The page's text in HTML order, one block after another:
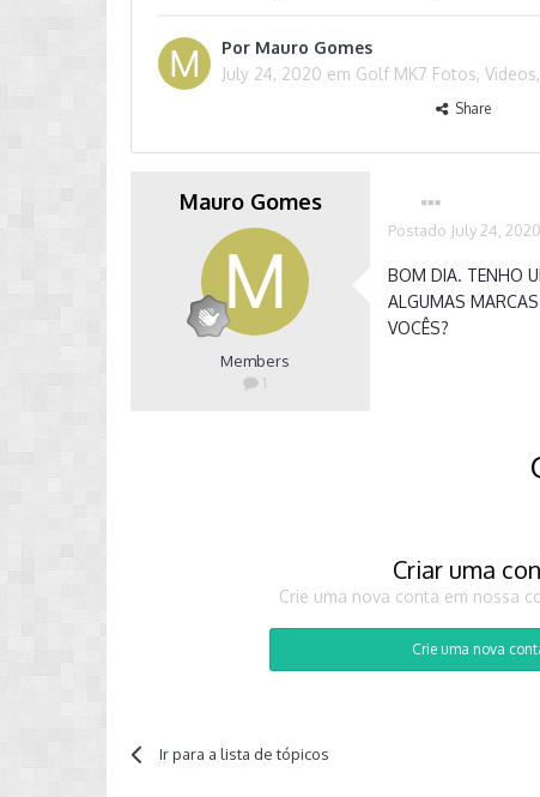
Por Mauro Gomes
July 24, 2020 em Golf MK7 Fotos,
Share
Mauro Gomes
Members
1
Postado July 24, 2020
BOM DIA. TENHO
ALGUMAS
VOCÊS?
Criar uma
Crie uma nova conta em nossa
Crie uma nova
Ir para a lista de tópicos